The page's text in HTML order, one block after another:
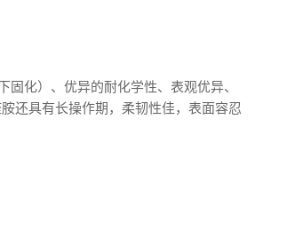
化）、优异的耐化学性、表观优异、
还具有长操作期，柔韧性佳，表面容忍